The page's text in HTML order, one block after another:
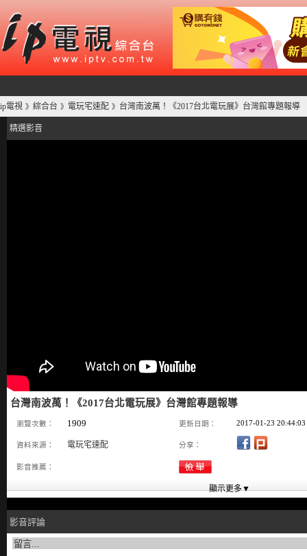
ip電視 》 綜合台 》 電玩宅速配 》 台灣南波萬！《2017台北電玩展》台灣館專題報導
精選影音
台灣南波萬！《2017台北電玩展》台灣館專題報導
瀏覽次數： 1909 更新日期： 2017-01-23 20:44:03
資料來源： 電玩宅速配 分享：
影音推薦：
影音評論